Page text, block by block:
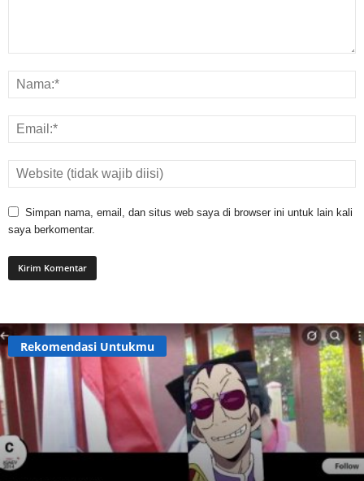
Simpan nama, email, dan situs web saya di browser ini untuk lain kali
saya berkomentar.
Rekomendasi Untukmu